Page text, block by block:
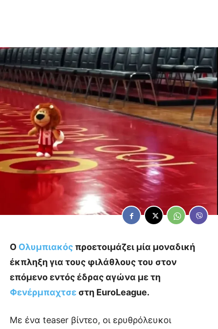
Ο Ολυμπιακός προετοιμάζει μία μοναδική
έκπληξη για τους φιλάθλους του στον
επόμενο εντός έδρας αγώνα με τη
Φενέρμπαχτσε στη EuroLeague.
Με ένα teaser βίντεο, οι ερυθρόλευκοι